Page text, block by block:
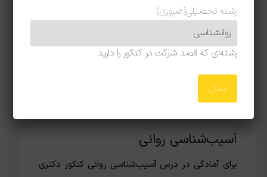
تخصصی از اساتید و رتبه‌های برتر و مشاوران نوگام
روی دکمه زیر کلیک کنید:
آسیب‌شناسی روانی
برای آمادگی در درس آسیب‌شناسی روانی کنکور دکتری
رشته تحصیلی(ضروری)
رشته‌ای که قصد شرکت در کنکور را دارید